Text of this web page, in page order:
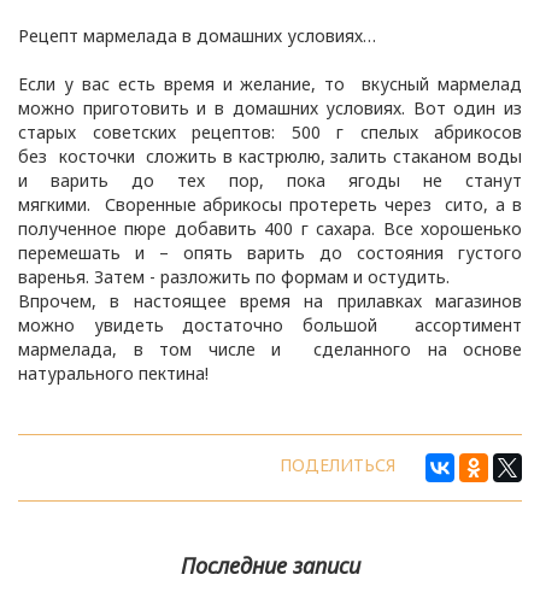
Рецепт мармелада в домашних условиях…
Если у вас есть время и желание, то вкусный мармелад
можно приготовить и в домашних условиях. Вот один из
старых советских рецептов: 500 г спелых абрикосов
без косточки сложить в кастрюлю, залить стаканом воды
и варить до тех пор, пока ягоды не станут
мягкими. Своренные абрикосы протереть через сито, а в
полученное пюре добавить 400 г сахара. Все хорошенько
перемешать и – опять варить до состояния густого
варенья. Затем - разложить по формам и остудить.
Впрочем, в настоящее время на прилавках магазинов
можно увидеть достаточно большой ассортимент
мармелада, в том числе и сделанного на основе
натурального пектина!
ПОДЕЛИТЬСЯ
Последние записи